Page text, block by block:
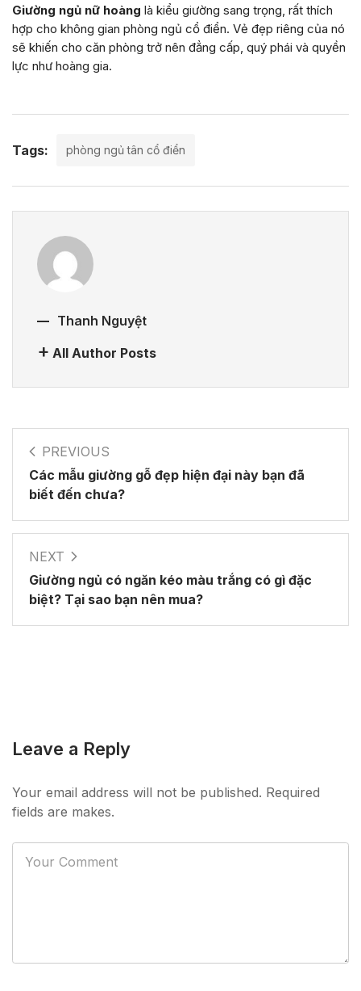
Giường ngủ nữ hoàng là kiểu giường sang trọng, rất thích
hợp cho không gian phòng ngủ cổ điển. Vẻ đẹp riêng của nó
sẽ khiến cho căn phòng trở nên đẳng cấp, quý phái và quyền
lực như hoàng gia.
Tags: phòng ngủ tân cổ điển
Thanh Nguyệt
All Author Posts
PREVIOUS
Các mẫu giường gỗ đẹp hiện đại này bạn đã
biết đến chưa?
NEXT
Giường ngủ có ngăn kéo màu trắng có gì đặc
biệt? Tại sao bạn nên mua?
Leave a Reply
Your email address will not be published. Required
fields are makes.